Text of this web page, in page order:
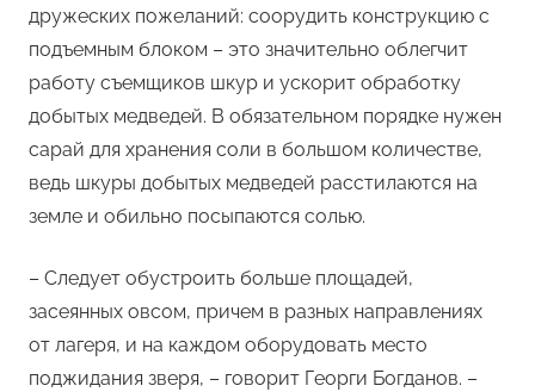
дружеских пожеланий: соорудить конструкцию с
подъемным блоком – это значительно облегчит
работу съемщиков шкур и ускорит обработку
добытых медведей. В обязательном порядке нужен
сарай для хранения соли в большом количестве,
ведь шкуры добытых медведей расстилаются на
земле и обильно посыпаются солью.
– Следует обустроить больше площадей,
засеянных овсом, причем в разных направлениях
от лагеря, и на каждом оборудовать место
поджидания зверя, – говорит Георги Богданов. –